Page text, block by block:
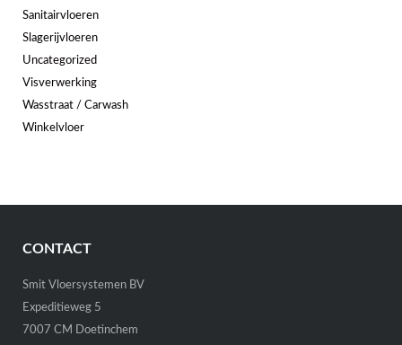
Sanitairvloeren
Slagerijvloeren
Uncategorized
Visverwerking
Wasstraat / Carwash
Winkelvloer
CONTACT
Smit Vloersystemen BV
Expeditieweg 5
7007 CM Doetinchem